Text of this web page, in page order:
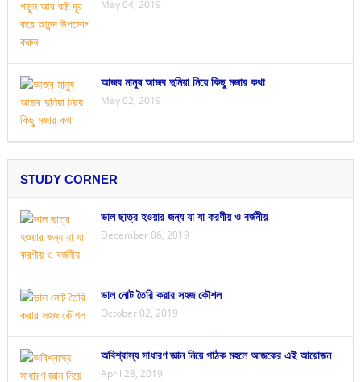
May 04, 2019
আজব মানুষ আজব দুনিয়া নিয়ে কিছু মজার কথা
May 02, 2019
STUDY CORNER
ভাল ছাত্র হওয়ার জন্য যা যা করণীয় ও বর্জনীয়
December 06, 2019
ভাল নোট তৈরি করার সহজ কৌশল
October 02, 2019
অবিশ্বাস্য সাধারণ জ্ঞান নিয়ে পাঠক মহলে আজকের এই আয়োজন
April 28, 2019